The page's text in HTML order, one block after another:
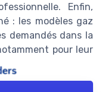
Enfin,
: les modèles gaz
demandés dans la
pour leur